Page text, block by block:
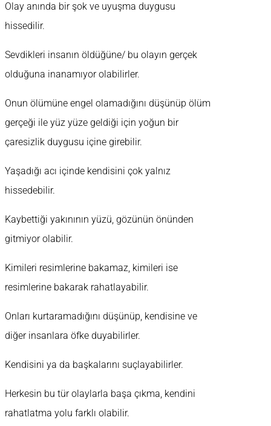
Olay anında bir şok ve uyuşma duygusu
hissedilir.
Sevdikleri insanın öldüğüne/ bu olayın gerçek
olduğuna inanamıyor olabilirler.
Onun ölümüne engel olamadığını düşünüp ölüm
gerçeği ile yüz yüze geldiği için yoğun bir
çaresizlik duygusu içine girebilir.
Yaşadığı acı içinde kendisini çok yalnız
hissedebilir.
Kaybettiği yakınının yüzü, gözünün önünden
gitmiyor olabilir.
Kimileri resimlerine bakamaz, kimileri ise
resimlerine bakarak rahatlayabilir.
Onları kurtaramadığını düşünüp, kendisine ve
diğer insanlara öfke duyabilirler.
Kendisini ya da başkalarını suçlayabilirler.
Herkesin bu tür olaylarla başa çıkma, kendini
rahatlatma yolu farklı olabilir.